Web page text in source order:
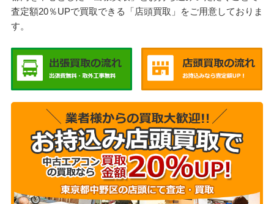
査定額20％UPで買取できる「店頭買取」をご用意しておりま
す。